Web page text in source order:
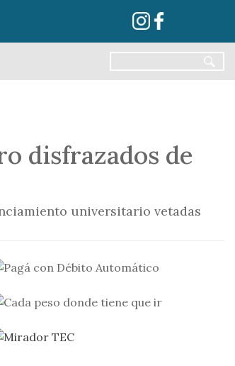
disfrazados de
universitario vetadas